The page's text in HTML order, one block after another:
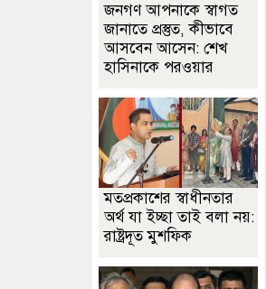
জনগণ আপনাকে স্বাগত
জানাতে প্রস্তুত, কীভাবে
আসবেন আসেন: শেখ
হাসিনাকে পরওয়ার
মতপ্রকাশের স্বাধীনতার
অর্থ যা ইচ্ছা তাই বলা নয়:
রাষ্ট্রদূত মুশফিক